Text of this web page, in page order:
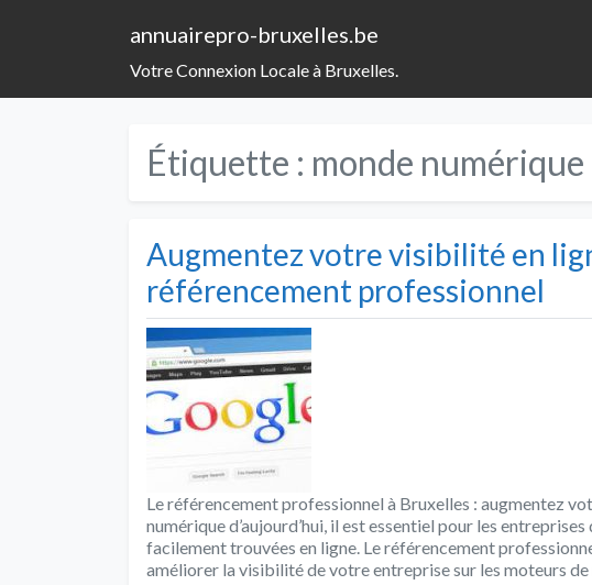
annuairepro-bruxelles.be
Votre Connexion Locale à Bruxelles.
Étiquette : monde numérique
Augmentez votre visibilité en
référencement professionnel
Le référencement professionnel à Bruxelles : augmentez
numérique d’aujourd’hui, il est essentiel pour les
facilement trouvées en ligne. Le référencement
améliorer la visibilité de votre entreprise sur les moteurs